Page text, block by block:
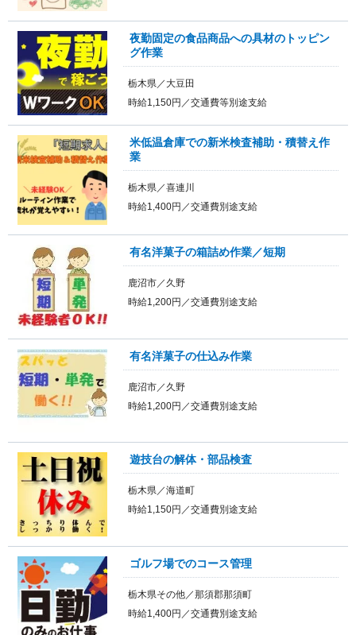
夜勤固定の食品商品への具材のトッピン
グ作業
栃木県／大豆田
時給1,150円／交通費等別途支給
米低温倉庫での新米検査補助・積替え作
業
栃木県／喜連川
時給1,400円／交通費別途支給
有名洋菓子の箱詰め作業／短期
鹿沼市／久野
時給1,200円／交通費別途支給
有名洋菓子の仕込み作業
鹿沼市／久野
時給1,200円／交通費別途支給
遊技台の解体・部品検査
栃木県／海道町
時給1,150円／交通費別途支給
ゴルフ場でのコース管理
栃木県その他／那須郡那須町
時給1,400円／交通費別途支給